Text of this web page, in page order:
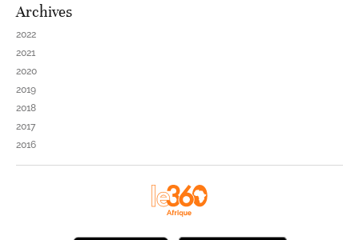
Archives
2022
2021
2020
2019
2018
2017
2016